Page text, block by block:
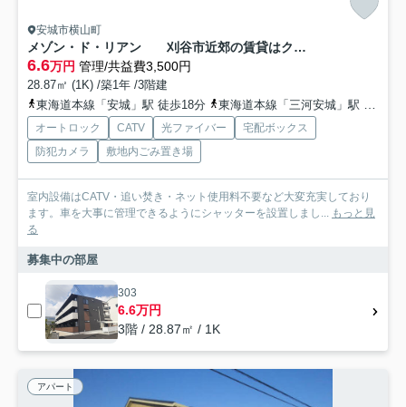
安城市横山町
メゾン・ド・リアン 刈谷市近郊の賃貸はクラスホーム刈谷店
6.6万円 管理/共益費3,500円
28.87㎡ (1K) /築1年 /3階建
東海道本線「安城」駅 徒歩18分
東海道本線「三河安城」駅 徒歩20分
オートロック CATV 光ファイバー
宅配ボックス
防犯カメラ
敷地内ごみ置き場
室内設備はCATV・追い焚き・ネット使用料不要など大変充実しており
ます。車を大事に管理できるようにシャッターを設置しまし...
もっと見
る
募集中の部屋
303
6.6万円
3階 / 28.87㎡ / 1K
アパート